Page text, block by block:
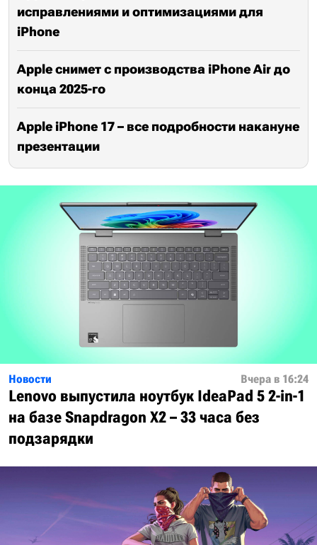
исправлениями и оптимизациями для
iPhone
Apple снимет с производства iPhone Air до
конца 2025-го
Apple iPhone 17 – все подробности накануне
презентации
Новости Вчера в 16:24
Lenovo выпустила ноутбук IdeaPad 5 2-in-1
на базе Snapdragon X2 – 33 часа без
подзарядки